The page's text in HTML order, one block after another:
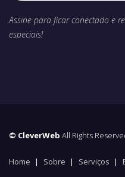
Assine para ficar conectado e
especiais!
© CleverWeb All Rights
Home Sobre Serviços